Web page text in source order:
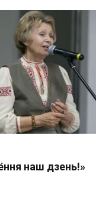
наш дзень!»